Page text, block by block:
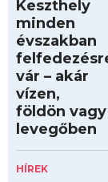
Keszthely
minden
évszakban
vár – akár
vízen,
földön vagy
levegőben
HÍREK